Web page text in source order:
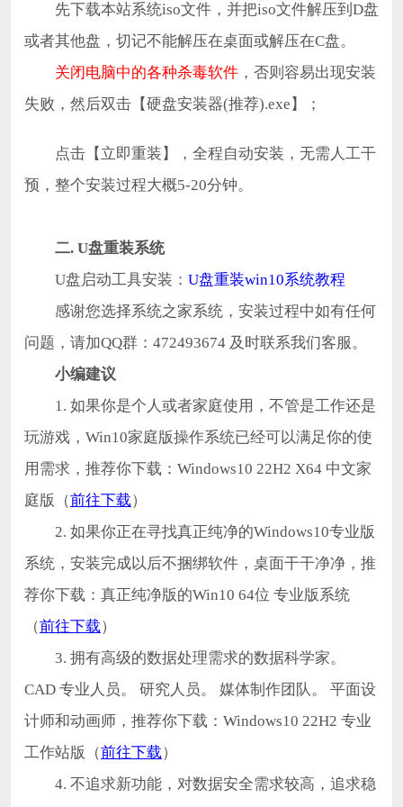
先下载本站系统iso文件，并把iso文件解压到D盘
或者其他盘，切记不能解压在桌面或解压在C盘。
关闭电脑中的各种杀毒软件，否则容易出现安装
失败，然后双击【硬盘安装器(推荐).exe】；
点击【立即重装】，全程自动安装，无需人工干
预，整个安装过程大概5-20分钟。
二. U盘重装系统
U盘启动工具安装： U盘重装win10系统教程
感谢您选择系统之家系统，安装过程中如有任何
问题，请加QQ群：472493674 及时联系我们客服。
小编建议
1. 如果你是个人或者家庭使用，不管是工作还是
玩游戏，Win10家庭版操作系统已经可以满足你的使
用需求，推荐你下载：Windows10 22H2 X64 中文家
庭版（前往下载）
2. 如果你正在寻找真正纯净的Windows10专业版
系统，安装完成以后不捆绑软件，桌面干干净净，推
荐你下载：真正纯净版的Win10 64位 专业版系统
（前往下载）
3. 拥有高级的数据处理需求的数据科学家。
CAD 专业人员。 研究人员。 媒体制作团队。 平面设
计师和动画师，推荐你下载：Windows10 22H2 专业
工作站版（前往下载）
4. 不追求新功能，对数据安全需求较高，追求稳